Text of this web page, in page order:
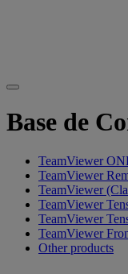
Base de
TeamViewer
TeamViewer
TeamViewer
TeamViewer
TeamViewer
TeamViewer
Other products